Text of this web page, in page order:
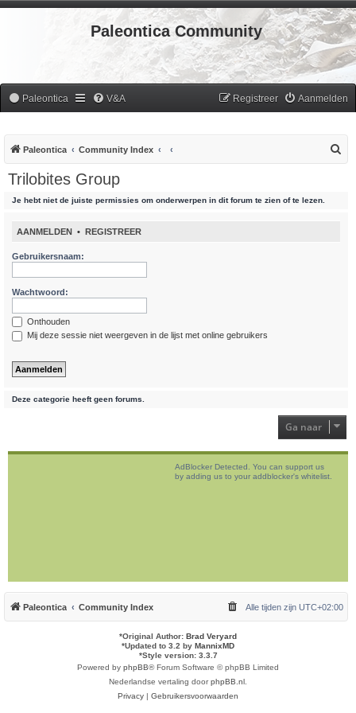
Paleontica Community
Paleontica V&A Aanmelden
Registreer
Paleontica Community Index
Trilobites Group
Je hebt niet de juiste permissies om onderwerpen in dit forum te zien of te lezen.
AANMELDEN • REGISTREER
Gebruikersnaam:
Wachtwoord:
Onthouden
Mij deze sessie niet weergeven in de lijst met online gebruikers
Deze categorie heeft geen forums.
Ga naar
AdBlocker Detected. You can support us
by adding us to your addblocker's whitelist.
Paleontica Community Index Alle tijden zijn UTC+02:00
*Original Author: Brad Veryard
*Updated to 3.2 by MannixMD
*Style version: 3.3.7
Powered by phpBB® Forum Software © phpBB Limited
Nederlandse vertaling doorphpBB.nl
Privacy | Gebruikersvoorwaarden